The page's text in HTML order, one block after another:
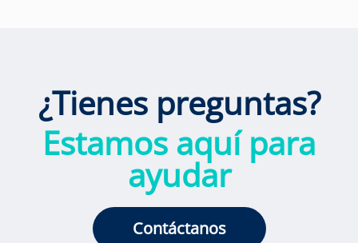
¿Tienes preguntas?
Estamos aquí para
ayudar
Contáctanos